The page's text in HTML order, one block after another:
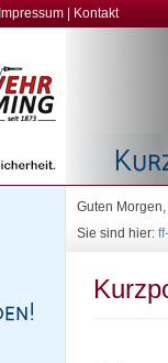
Impressum Kontakt
Guten
Sie sind hier: